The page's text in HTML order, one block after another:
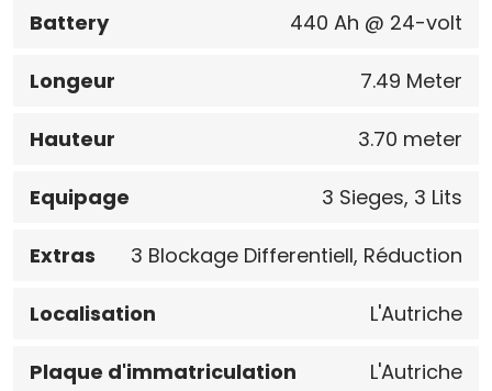
Battery 440 Ah @ 24-volt
Longeur 7.49 Meter
Hauteur 3.70 meter
Equipage 3 Sieges, 3 Lits
Extras 3 Blockage Differentiell, Réduction
Localisation L'Autriche
Plaque d'immatriculation L'Autriche